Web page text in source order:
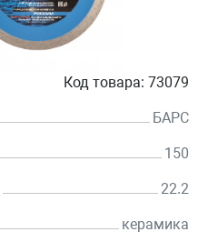
Код товара: 73079
БАРС
150
22.2
керамика